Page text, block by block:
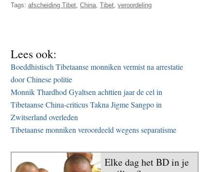
Tags:afscheiding Tibet,China,Tibet,veroordeling
Lees ook:
Boeddhistisch Tibetaanse monniken vermist na arrestatie
door Chinese politie
Monnik Thardhod Gyaltsen achttien jaar de cel in
Tibetaanse China-criticus Takna Jigme Sangpo in
Zwitserland overleden
Tibetaanse monniken veroordeeld wegens separatisme
Elke dag het BD in je